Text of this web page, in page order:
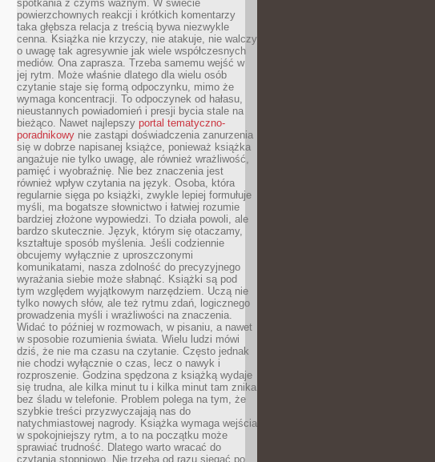
spotkania z czymś ważnym. W świecie
powierzchownych reakcji i krótkich komentarzy
taka głębsza relacja z treścią bywa niezwykle
cenna. Książka nie krzyczy, nie atakuje, nie walczy
o uwagę tak agresywnie jak wiele współczesnych
mediów. Ona zaprasza. Trzeba samemu wejść w
jej rytm. Może właśnie dlatego dla wielu osób
czytanie staje się formą odpoczynku, mimo że
wymaga koncentracji. To odpoczynek od hałasu,
nieustannych powiadomień i presji bycia stale na
bieżąco. Nawet najlepszy portal tematyczno-
poradnikowy nie zastąpi doświadczenia zanurzenia
się w dobrze napisanej książce, ponieważ książka
angażuje nie tylko uwagę, ale również wrażliwość,
pamięć i wyobraźnię. Nie bez znaczenia jest
również wpływ czytania na język. Osoba, która
regularnie sięga po książki, zwykle lepiej formułuje
myśli, ma bogatsze słownictwo i łatwiej rozumie
bardziej złożone wypowiedzi. To działa powoli, ale
bardzo skutecznie. Język, którym się otaczamy,
kształtuje sposób myślenia. Jeśli codziennie
obcujemy wyłącznie z uproszczonymi
komunikatami, nasza zdolność do precyzyjnego
wyrażania siebie może słabnąć. Książki są pod
tym względem wyjątkowym narzędziem. Uczą nie
tylko nowych słów, ale też rytmu zdań, logicznego
prowadzenia myśli i wrażliwości na znaczenia.
Widać to później w rozmowach, w pisaniu, a nawet
w sposobie rozumienia świata. Wielu ludzi mówi
dziś, że nie ma czasu na czytanie. Często jednak
nie chodzi wyłącznie o czas, lecz o nawyk i
rozproszenie. Godzina spędzona z książką wydaje
się trudna, ale kilka minut tu i kilka minut tam znika
bez śladu w telefonie. Problem polega na tym, że
szybkie treści przyzwyczajają nas do
natychmiastowej nagrody. Książka wymaga wejścia
w spokojniejszy rytm, a to na początku może
sprawiać trudność. Dlatego warto wracać do
czytania stopniowo. Nie trzeba od razu sięgać po